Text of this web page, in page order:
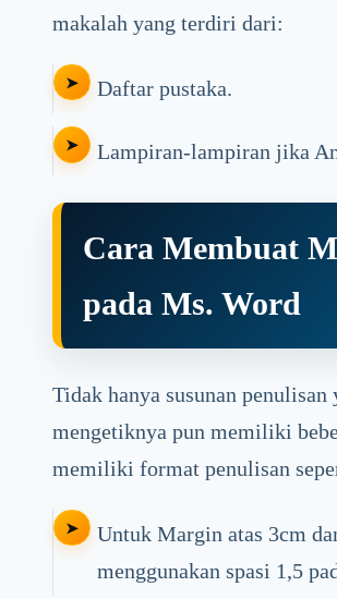
makalah yang terdiri dari:
Daftar pustaka.
Lampiran-lampiran jika
Cara Membuat
pada Ms. Word
Tidak hanya susunan
mengetiknya pun memiliki
memiliki format penulisan
Untuk Margin atas 3cm
menggunakan spasi 1,5